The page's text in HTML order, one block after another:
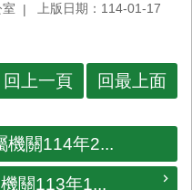
上版日期：114-01-17
回上一頁 回最上面
機關114年2...
關113年1...